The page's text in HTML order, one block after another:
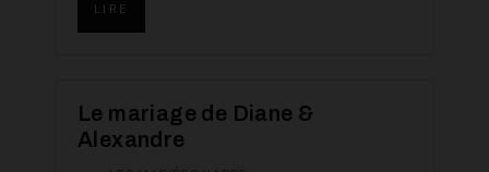
LIRE
Le mariage de Diane &
Alexandre